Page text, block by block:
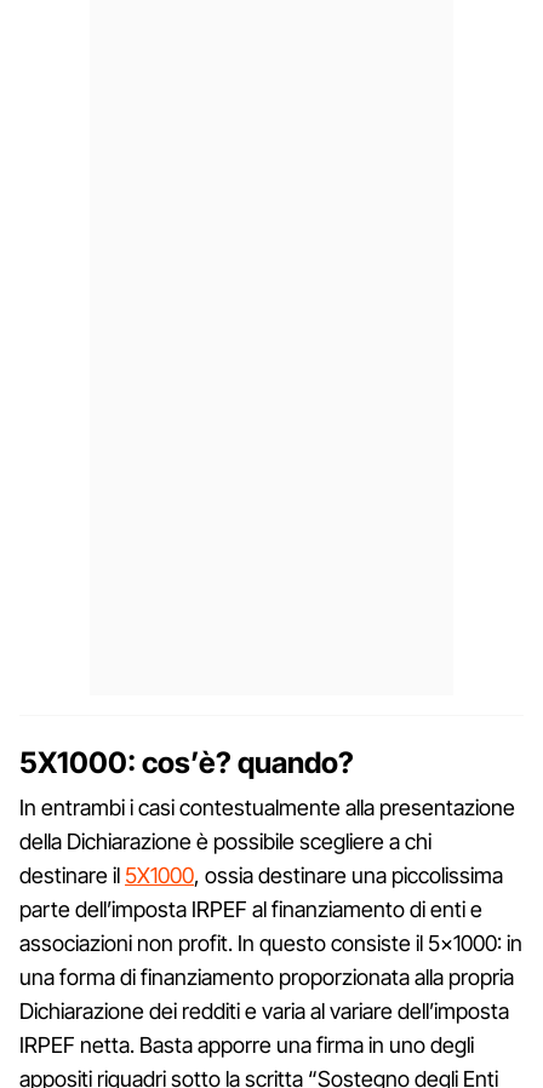
5X1000: cos’è? quando?
In entrambi i casi contestualmente alla presentazione
della Dichiarazione è possibile scegliere a chi
destinare il 5X1000, ossia destinare una piccolissima
parte dell’imposta IRPEF al finanziamento di enti e
associazioni non profit. In questo consiste il 5×1000: in
una forma di finanziamento proporzionata alla propria
Dichiarazione dei redditi e varia al variare dell’imposta
IRPEF netta. Basta apporre una firma in uno degli
appositi riquadri sotto la scritta “Sostegno degli Enti